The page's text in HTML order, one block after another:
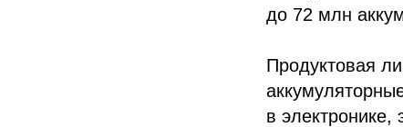
до 72 млн
Продуктовая
в электронике,